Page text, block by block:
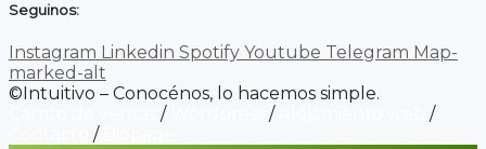
Seguinos:
Instagram Linkedin Spotify Youtube Telegram Map-
marked-alt
©Intuitivo – Conocénos, lo hacemos simple.
/ /
/
/